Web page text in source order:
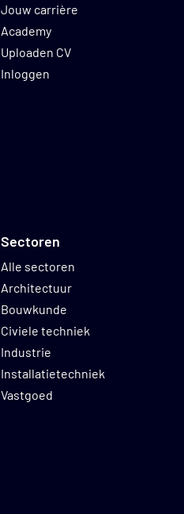
Jouw carrière
Academy
Uploaden CV
Inloggen
Sectoren
Alle sectoren
Architectuur
Bouwkunde
Civiele techniek
Industrie
Installatietechniek
Vastgoed